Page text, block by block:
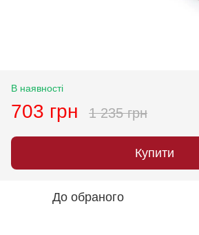
В наявності
703 грн 1 235 грн
Купити
До обраного